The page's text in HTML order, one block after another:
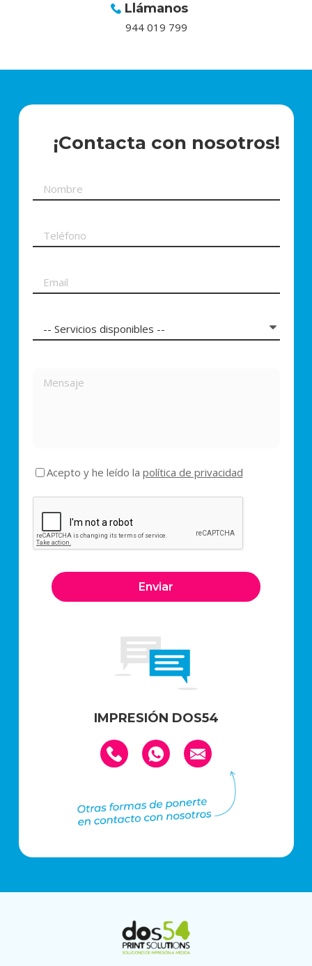
Llámanos
944 019 799
¡Contacta con nosotros!
Acepto y he leído la política de privacidad
IMPRESIÓN DOS54